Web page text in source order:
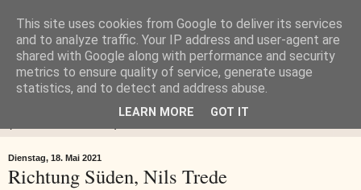
Buch-Lady.de
BUCH-LADY.DE Blog einer viellesenden Lady
Dienstag, 18. Mai 2021
Richtung Süden, Nils Trede
This site uses cookies from Google to deliver its services
and to analyze traffic. Your IP address and user-agent are
shared with Google along with performance and security
metrics to ensure quality of service, generate usage
statistics, and to detect and address abuse.
LEARN MORE GOT IT